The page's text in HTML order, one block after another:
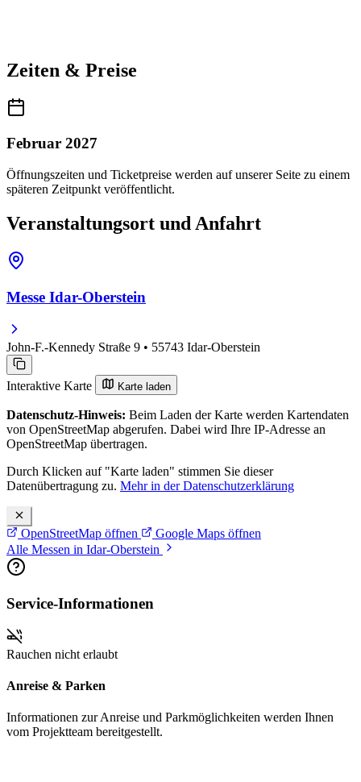
Zeiten & Preise
Februar 2027
Öffnungszeiten und Ticketpreise werden auf unserer Seite zu einem
späteren Zeitpunkt veröffentlicht.
Veranstaltungsort und Anfahrt
Messe Idar-Oberstein
John-F.-Kennedy Straße 9 • 55743 Idar-Oberstein
Interaktive Karte Karte laden
Datenschutz-Hinweis: Beim Laden der Karte werden Kartendaten
von OpenStreetMap abgerufen. Dabei wird Ihre IP-Adresse an
OpenStreetMap übertragen.
Durch Klicken auf "Karte laden" stimmen Sie dieser
Datenübertragung zu. Mehr in der Datenschutzerklärung
OpenStreetMap öffnen
Google Maps öffnen
Alle Messen in Idar-Oberstein
Service-Informationen
Rauchen nicht erlaubt
Anreise & Parken
Informationen zur Anreise und Parkmöglichkeiten werden Ihnen
vom Projektteam bereitgestellt.